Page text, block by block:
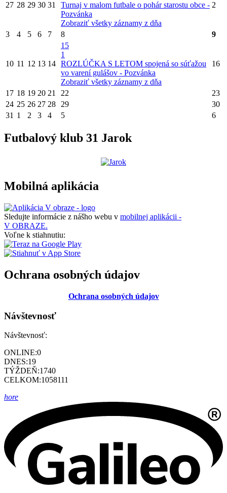
27 28 29 30 31
Turnaj v malom futbale o pohár starostu obce -
Pozvánka
Zobraziť všetky záznamy z dňa
2
3 4 5 6 7 8 9
10 11 12 13 14
15
1
ROZLÚČKA S LETOM spojená so súťažou
vo varení gulášov - Pozvánka
Zobraziť všetky záznamy z dňa
16
17 18 19 20 21 22
23
24 25 26 27 28 29
30
31 1 2 3 4 5 6
Futbalový klub 31 Jarok
Mobilná aplikácia
Sledujte informácie z nášho webu v mobilnej aplikácii -
V OBRAZE.
Voľne k stiahnutiu:
Ochrana osobných údajov
Ochrana osobných údajov
Návštevnosť
Návštevnosť:
ONLINE:0
DNES:19
TÝŽDEŇ:1740
CELKOM:1058111
hore